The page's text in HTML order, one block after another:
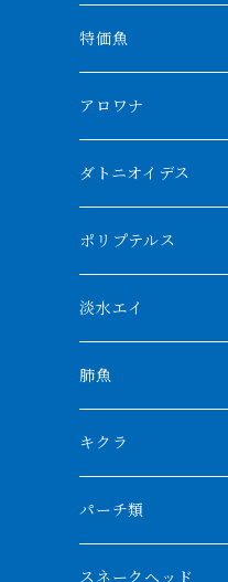
特価魚
アロワナ
クンパイ
アブソリュートレッ
AGUS スーパーレッ
特殊アロワナ
厳選 過背金龍
フルゴールデンクロス
ブルーベースクロスバ
BILLY-KENオリジ
チョッパーレッド
その他アジアアロワ
ダトニオイデス
シャムタイガー
特殊ダトニオ
ダトニオプラスワン
リアルバンド
フォークバンド
フォーバータイガー
メニーバータイガー
ニューギニアダトニ
ポリプテルス
モンスターポリプ
特殊ポリプ
プラチナ個体
ショート個体
ハイブリッドポリプ
エンドリケリー
ギニア
ナイルビチャー
淡水エイ
シナガワダイヤ
ダイヤモンドポルカ
クロコダイル
その他淡水エイ
肺魚
ネオケラ
その他肺魚
キクラ
パーチ類
スネークヘッド